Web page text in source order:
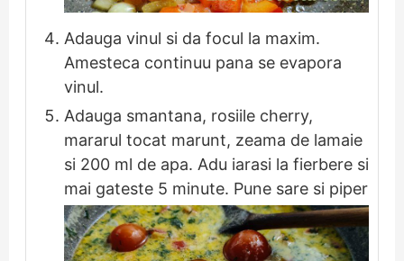
Adauga vinul si da focul la maxim.
Amesteca continuu pana se evapora
vinul.
Adauga smantana, rosiile cherry,
mararul tocat marunt, zeama de lamaie
si 200 ml de apa. Adu iarasi la fierbere si
mai gateste 5 minute. Pune sare si piper